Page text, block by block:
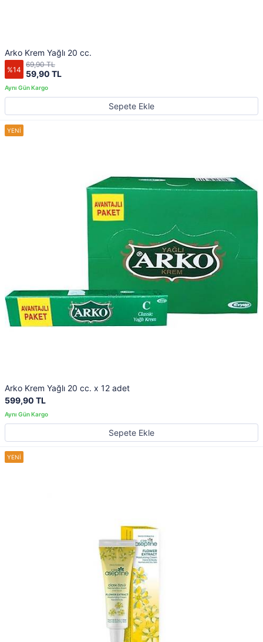
Arko Krem Yağlı 20 cc.
%14 59,90 TL
69,90 TL
Sepete Ekle
Arko Krem Yağlı 20 cc. x 12 adet
599,90 TL
Sepete Ekle